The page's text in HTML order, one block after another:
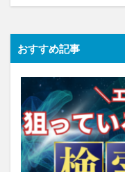
おすすめ記事